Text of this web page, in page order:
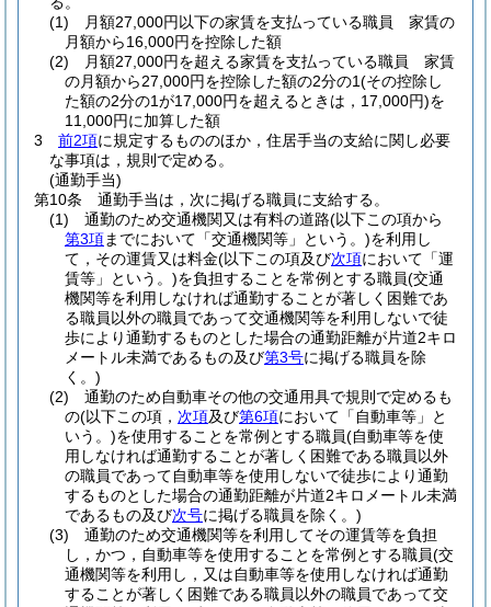
(1)
月額27,000円以下の家賃を支払っている職員 家賃の
月額から16,000円を控除した額
(2)
月額27,000円を超える家賃を支払っている職員 家賃
の月額から27,000円を控除した額の2分の1(その控除し
た額の2分の1が17,000円を超えるときは，17,000円)を
11,000円に加算した額
3
前2項に規定するもののほか，住居手当の支給に関し必要
な事項は，規則で定める。
(通勤手当)
第10条
通勤手当は，次に掲げる職員に支給する。
(1)
通勤のため交通機関又は有料の道路(以下この項から
第3項までにおいて「交通機関等」という。)を利用し
て，その運賃又は料金(以下この項及び次項において「運
賃等」という。)を負担することを常例とする職員(交通
機関等を利用しなければ通勤することが著しく困難であ
る職員以外の職員であって交通機関等を利用しないで徒
歩により通勤するものとした場合の通勤距離が片道2キロ
メートル未満であるもの及び第3号に掲げる職員を除
く。)
(2)
通勤のため自動車その他の交通用具で規則で定めるも
の(以下この項， 次項及び第6項において「自動車等」と
いう。)を使用することを常例とする職員(自動車等を使
用しなければ通勤することが著しく困難である職員以外
の職員であって自動車等を使用しないで徒歩により通勤
するものとした場合の通勤距離が片道2キロメートル未満
であるもの及び次号に掲げる職員を除く。)
(3)
通勤のため交通機関等を利用してその運賃等を負担
し，かつ，自動車等を使用することを常例とする職員(交
通機関等を利用し，又は自動車等を使用しなければ通勤
することが著しく困難である職員以外の職員であって交